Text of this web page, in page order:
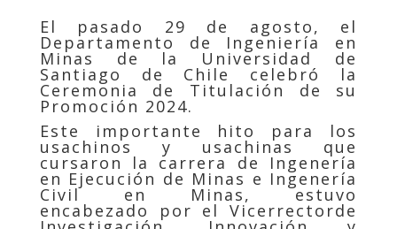
El pasado 29 de agosto, el
Departamento de Ingeniería en
Minas de la Universidad de
Santiago de Chile celebró la
Ceremonia de Titulación de su
Promoción 2024.
Este importante hito para los
usachinos y usachinas que
cursaron la carrera de Ingenería
en Ejecución de Minas e Ingenería
Civil en Minas, estuvo
encabezado por el Vicerrectorde